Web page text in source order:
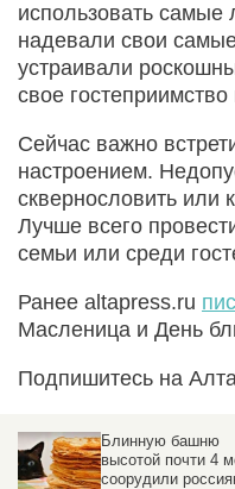
использовать
надевали свои
устраивали
свое
Сейчас важно
настроением.
сквернословить или
Лучше всего
семьи или среди
Ранее altapress.ru
Масленица и День
Подпишитесь на
Блинную башню
высотой почти 4
соорудили